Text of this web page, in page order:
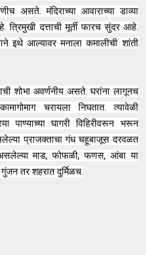
असते. मंदिराच्या आवाराच्या डाव्या
त्रिमुखी दत्ताची मूर्ती फारच सुंदर आहे.
इथे आल्यावर मनाला कमालीची शांती
शोभा अवर्णनीय असते. घरांना लागूनच
चरायला निघतात. त्यावेळी
पाण्याच्या घागरी विहिरीवरून भरून
प्राजक्ताचा गंध चहूबाजूस दरवळत
माड, फोफळी, फणस, आंबा या
तर शहरात दुर्मिळच.